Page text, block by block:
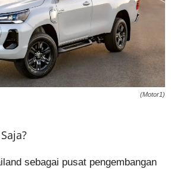
(Motor1)
sebagai pusat pengembangan